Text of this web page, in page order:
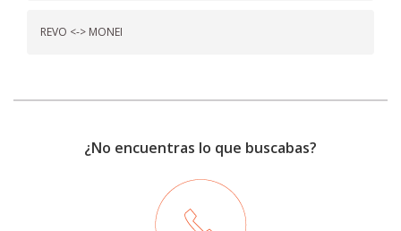
REVO <-> MONEI
¿No encuentras lo que buscabas?